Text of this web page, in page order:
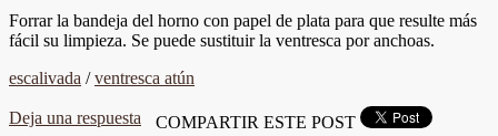
Forrar la bandeja del horno con papel de plata para que resulte más
fácil su limpieza. Se puede sustituir la ventresca por anchoas.
escalivada /ventresca atún
Deja una respuesta COMPARTIR ESTE POST